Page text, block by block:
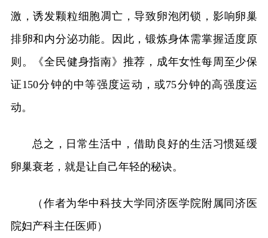
激，诱发颗粒细胞凋亡，导致卵泡闭锁，影响卵巢
排卵和内分泌功能。因此，锻炼身体需掌握适度原
则。《全民健身指南》推荐，成年女性每周至少保
证150分钟的中等强度运动，或75分钟的高强度运
动。
总之，日常生活中，借助良好的生活习惯延缓
卵巢衰老，就是让自己年轻的秘诀。
（作者为华中科技大学同济医学院附属同济医
院妇产科主任医师）